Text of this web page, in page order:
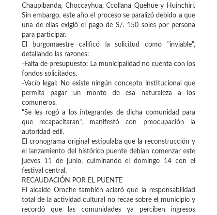
Chaupibanda, Choccayhua, Ccollana Quehue y Huinchiri.
Sin embargo, este año el proceso se paralizó debido a que
una de ellas exigió el pago de S/. 150 soles por persona
para participar.
El burgomaestre calificó la solicitud como "inviable",
detallando las razones:
-Falta de presupuesto: La municipalidad no cuenta con los
fondos solicitados.
-Vacío legal: No existe ningún concepto institucional que
permita pagar un monto de esa naturaleza a los
comuneros.
"Se les rogó a los integrantes de dicha comunidad para
que recapacitaran", manifestó con preocupación la
autoridad edil.
El cronograma original estipulaba que la reconstrucción y
el lanzamiento del histórico puente debían comenzar este
jueves 11 de junio, culminando el domingo 14 con el
festival central.
RECAUDACIÓN POR EL PUENTE
El alcalde Oroche también aclaró que la responsabilidad
total de la actividad cultural no recae sobre el municipio y
recordó que las comunidades ya perciben ingresos